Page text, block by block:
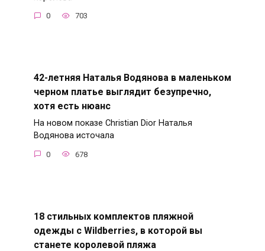
0 703
42-летняя Наталья Водянова в маленьком
черном платье выглядит безупречно,
хотя есть нюанс
На новом показе Christian Dior Наталья
Водянова источала
0 678
18 стильных комплектов пляжной
одежды с Wildberries, в которой вы
станете королевой пляжа